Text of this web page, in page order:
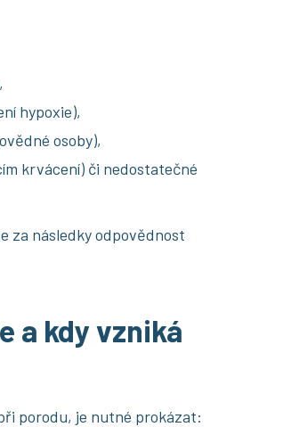
hypoxie),
osoby),
krvácení) či nedostatečné
za následky odpovědnost
a kdy vzniká
porodu, je nutné prokázat: